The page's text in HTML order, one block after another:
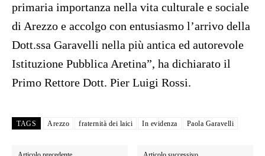
primaria importanza nella vita culturale e sociale
di Arezzo e accolgo con entusiasmo l’arrivo della
Dott.ssa Garavelli nella più antica ed autorevole
Istituzione Pubblica Aretina”, ha dichiarato il
Primo Rettore Dott. Pier Luigi Rossi.
TAGS Arezzo fraternità dei laici In evidenza Paola Garavelli